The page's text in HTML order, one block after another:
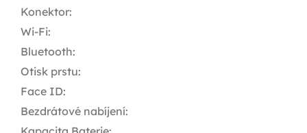
Konektor:
Wi-Fi:
Bluetooth:
Otisk prstu:
Face ID:
Bezdrátové nabíjení: